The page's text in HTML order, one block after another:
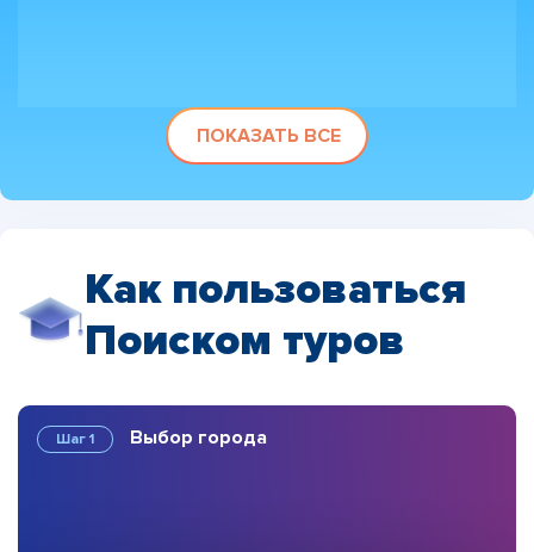
ПОКАЗАТЬ ВСЕ
Как пользоваться
Поиском туров
Шаг 1 Выбор города